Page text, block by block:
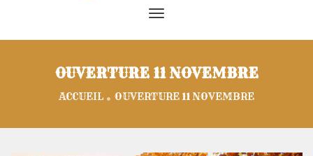
toggle navigation
OUVERTURE 11 NOVEMBRE
ACCUEIL OUVERTURE 11 NOVEMBRE